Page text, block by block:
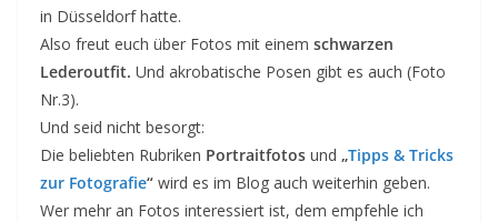
in Düsseldorf hatte.
Also freut euch über Fotos mit einem schwarzen
Lederoutfit. Und akrobatische Posen gibt es auch (Foto
Nr.3).
Und seid nicht besorgt:
Die beliebten Rubriken Portraitfotos und „Tipps & Tricks
zur Fotografie“ wird es im Blog auch weiterhin geben.
Wer mehr an Fotos interessiert ist, dem empfehle ich